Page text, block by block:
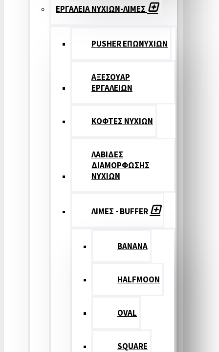
ΕΡΓΑΛΕΙΑ ΝΥΧΙΩΝ-ΛΙΜΕΣ
PUSHER ΕΠΩΝΥΧΙΩΝ
ΑΞΕΣΟΥΑΡ
ΕΡΓΑΛΕΙΩΝ
ΚΟΦΤΕΣ ΝΥΧΙΩΝ
ΛΑΒΙΔΕΣ
ΔΙΑΜΟΡΦΩΣΗΣ
ΝΥΧΙΩΝ
ΛΙΜΕΣ - BUFFER
BANANA
HALFMOON
OVAL
SQUARE